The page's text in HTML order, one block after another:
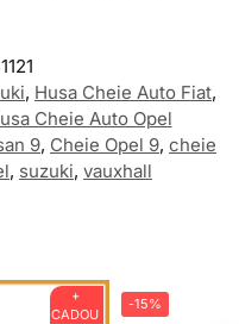
, Husa Cheie Auto Fiat,
Cheie Auto Opel
9, Cheie Opel 9, cheie
, suzuki, vauxhall
+
CADOU
-15%